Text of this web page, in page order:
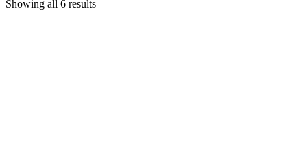
Showing all 6 results